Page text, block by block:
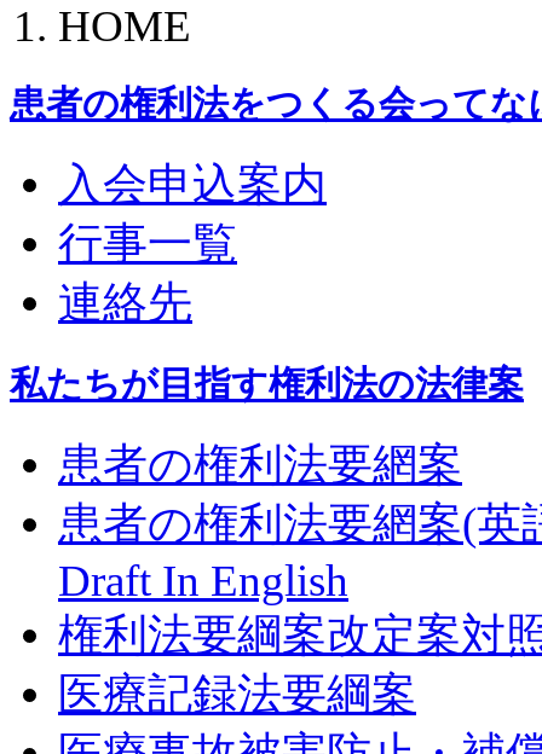
HOME
患者の権利法をつくる会ってな
入会申込案内
行事一覧
連絡先
私たちが目指す権利法の法律案
患者の権利法要網案
患者の権利法要網案(英
Draft In English
権利法要綱案改定案対
医療記録法要綱案